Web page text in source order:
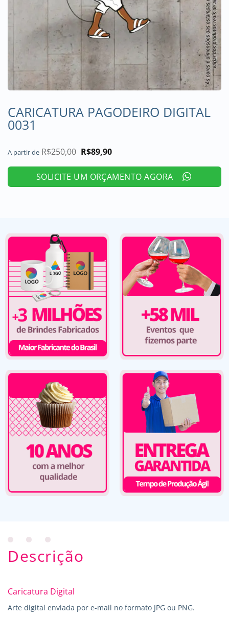
CARICATURA PAGODEIRO DIGITAL
0031
A partir de R$250,00 O
original
era:
R$250,00.
R$89,90O
atual
é:
R$89,90.
SOLICITE UM ORÇAMENTO AGORA
Descrição
Caricatura Digital
Arte digital enviada por e-mail no formato JPG ou PNG.